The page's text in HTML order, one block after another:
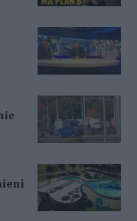
reakcji użytkowników
reakcji użytkowników
reakcji użytkowników
reakcji użytkowników